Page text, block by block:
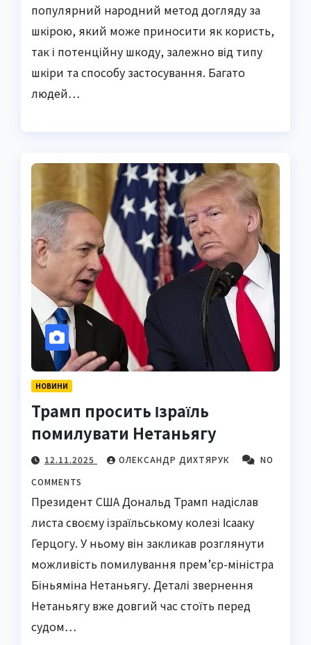
популярний народний метод догляду за
шкірою, який може приносити як користь,
так і потенційну шкоду, залежно від типу
шкіри та способу застосування. Багато
людей…
НОВИНИ
Трамп просить Ізраїль
помилувати Нетаньягу
12.11.2025 ОЛЕКСАНДР ДИХТЯРУК
NO
COMMENTS
Президент США Дональд Трамп надіслав
листа своєму ізраїльському колезі Ісааку
Герцогу. У ньому він закликав розглянути
можливість помилування прем’єр-міністра
Біньяміна Нетаньягу. Деталі звернення
Нетаньягу вже довгий час стоїть перед
судом…